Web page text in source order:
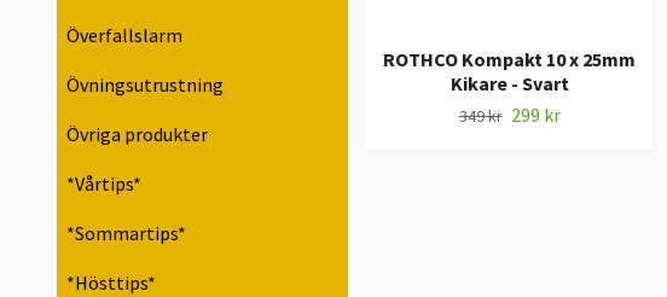
Överfallslarm
Övningsutrustning
Övriga produkter
*Vårtips*
*Sommartips*
*Hösttips*
ROTHCO Kompakt 10 x 25mm
Kikare - Svart
349 kr 299 kr